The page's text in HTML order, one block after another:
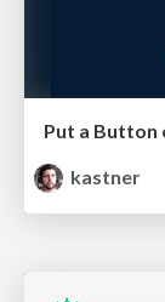
kastner